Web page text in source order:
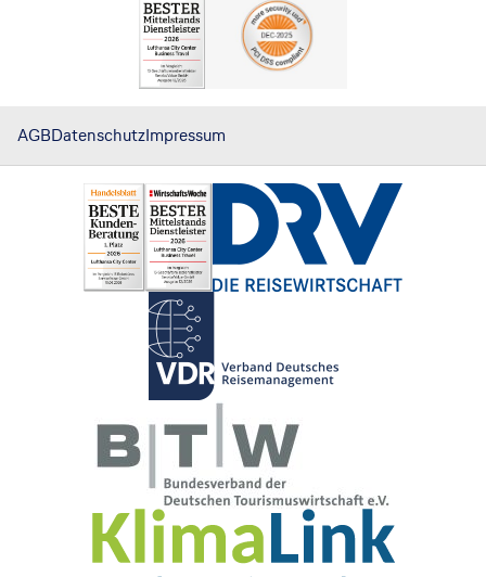
AGBDatenschutzImpressum